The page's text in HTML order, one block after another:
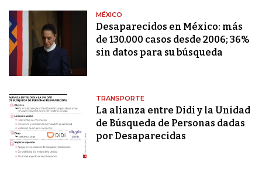
MÉXICO
Desaparecidos en México: más
de 130.000 casos desde 2006; 36%
sin datos para su búsqueda
TRANSPORTE
La alianza entre Didi y la Unidad
de Búsqueda de Personas dadas
por Desaparecidas